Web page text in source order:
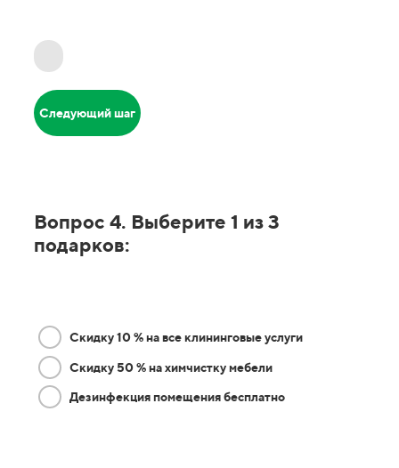
Следующий шаг
Вопрос 4. Выберите 1 из 3
подарков:
Скидку 10 % на все клининговые услуги
Скидку 50 % на химчистку мебели
Дезинфекция помещения бесплатно